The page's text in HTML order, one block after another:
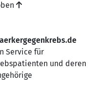
Service für
und deren